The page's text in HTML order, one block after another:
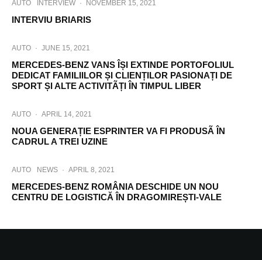
AUTO INTERVIEW · NOVEMBER 15, 2021
INTERVIU BRIARIS
AUTO · JUNE 15, 2021
MERCEDES-BENZ VANS ÎȘI EXTINDE PORTOFOLIUL
DEDICAT FAMILIILOR ȘI CLIENȚILOR PASIONAȚI DE
SPORT ȘI ALTE ACTIVITÃȚI ÎN TIMPUL LIBER
AUTO · APRIL 14, 2021
NOUA GENERAȚIE ESPRINTER VA FI PRODUSÃ ÎN
CADRUL A TREI UZINE
AUTO NEWS · APRIL 8, 2021
MERCEDES-BENZ ROMÂNIA DESCHIDE UN NOU
CENTRU DE LOGISTICĂ ÎN DRAGOMIREȘTI-VALE